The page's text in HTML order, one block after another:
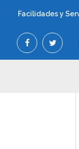
Facilidades y